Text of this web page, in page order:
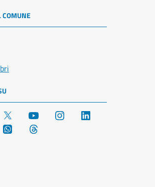
COMUNE
YouTube Instagram
WhatsApp